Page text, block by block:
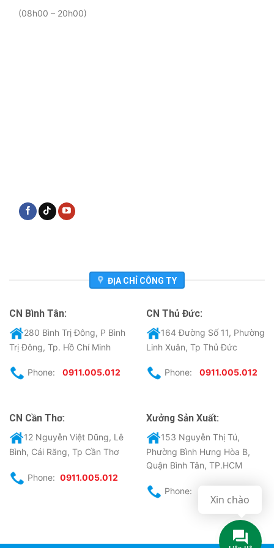
(08h00 – 20h00)
ĐỊA CHỈ CÔNG TY
CN Bình Tân:
280 Bình Trị Đông, P Bình
Trị Đông, Tp. Hồ Chí Minh
Phone: 0911.005.012
CN Thủ Đức:
164 Đường Số 11, Phường
Linh Xuân, Tp Thủ Đức
Phone: 0911.005.012
CN Cần Thơ:
12 Nguyễn Việt Dũng, Lê
Bình, Cái Răng, Tp Cần Thơ
Phone: 0911.005.012
Xưởng Sản Xuất:
153 Nguyễn Thị Tú,
Phường Bình Hưng Hòa B,
Quận Bình Tân, TP.HCM
Phone:
Xin chào